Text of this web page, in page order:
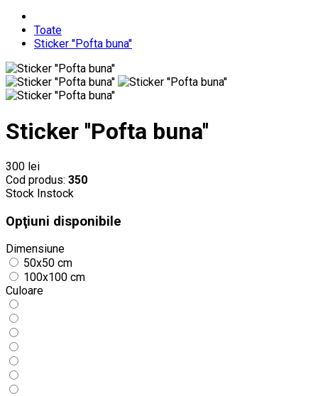
Toate
Sticker ''Pofta buna''
Sticker ''Pofta buna''
300 lei
Cod produs: 350
Stock Instock
Opţiuni disponibile
Dimensiune
50x50 cm
100x100 cm
Culoare